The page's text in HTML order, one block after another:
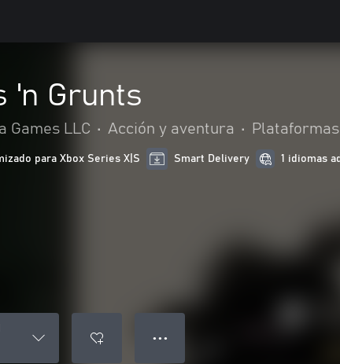
'n Grunts
Games LLC • Acción y aventura • Plataformas
para Xbox Series X|S Smart Delivery 1 idiomas
● ● ●